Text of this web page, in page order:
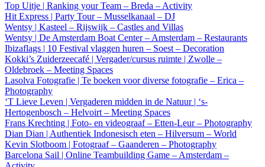
Top Uitje | Ranking your Team – Breda – Activity
Hit Express | Party Tour – Musselkanaal – DJ
Wentsy | Kasteel – Rijswijk – Castles and Villas
Wentsy | De Amsterdam Boat Center – Amsterdam – Restaurants
Ibizaflags | 10 Festival vlaggen huren – Soest – Decoration
Kokki’s Zuiderzeecafé | Vergader/cursus ruimte | Zwolle –
Oldebroek – Meeting Spaces
Lasolva Fotografie | Te boeken voor diverse fotografie – Erica –
Photography
‘T Lieve Leven | Vergaderen midden in de Natuur | ‘s-
Hertogenbosch – Helvoirt – Meeting Spaces
Frans Krechting | Foto- en videograaf – Etten-Leur – Photography
Dian Dian | Authentiek Indonesisch eten – Hilversum – World
Kevin Slotboom | Fotograaf – Gaanderen – Photography
Barcelona Sail | Online Teambuilding Game – Amsterdam –